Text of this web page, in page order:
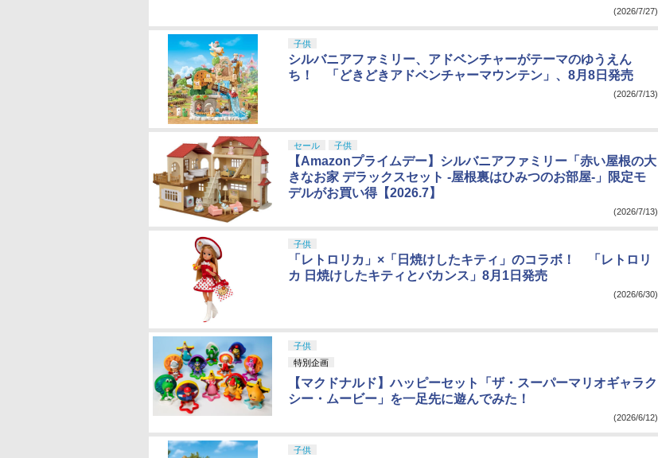
(2026/7/27)
子供
シルバニアファミリー、アドベンチャーがテーマのゆうえん
ち！ 「どきどきアドベンチャーマウンテン」、8月8日発売
(2026/7/13)
セール 子供
【Amazonプライムデー】シルバニアファミリー「赤い屋根の大
きなお家 デラックスセット -屋根裏はひみつのお部屋-」限定モ
デルがお買い得【2026.7】
(2026/7/13)
子供
「レトロリカ」×「日焼けしたキティ」のコラボ！ 「レトロリ
カ 日焼けしたキティとバカンス」8月1日発売
(2026/6/30)
子供
特別企画
【マクドナルド】ハッピーセット「ザ・スーパーマリオギャラク
シー・ムービー」を一足先に遊んでみた！
(2026/6/12)
子供